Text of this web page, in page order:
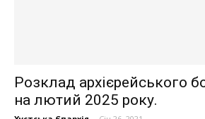
Розклад архієрейського
на лютий 2025 року.